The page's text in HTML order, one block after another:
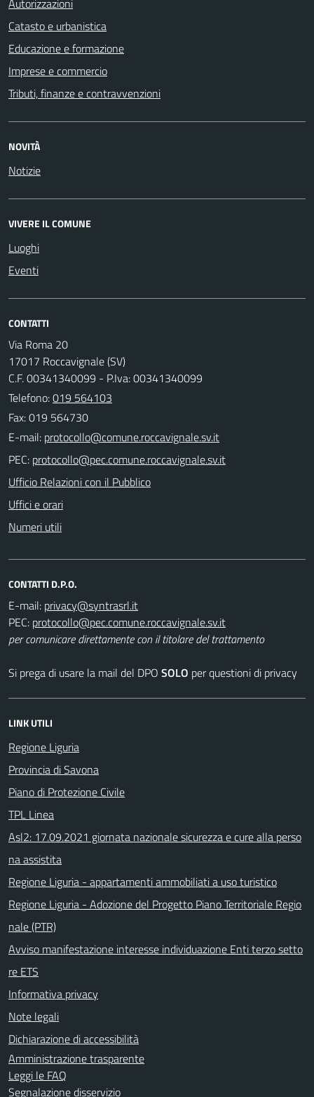
Catasto e urbanistica
Educazione e formazione
Imprese e commercio
Tributi, finanze e contravvenzioni
NOVITÀ
Notizie
VIVERE IL COMUNE
Luoghi
Eventi
CONTATTI
Via Roma 20
17017 Roccavignale (SV)
C.F. 00341340099 - P.Iva: 00341340099
Telefono:019 564103
Fax: 019 564730
E-mail:
PEC:
Ufficio Relazioni con il Pubblico
Uffici e orari
Numeri utili
CONTATTI D.P.O.
E-mail:
PEC:
per comunicare direttamente con il titolare del trattamento
Si prega di usare la mail del DPO SOLO per questioni di privacy
LINK UTILI
Regione Liguria
Provincia di Savona
Piano di Protezione Civile
TPL Linea
Asl2: 17.09.2021 giornata nazionale sicurezza e cure alla perso
na assistita
Regione Liguria - appartamenti ammobiliati a uso turistico
Regione Liguria - Adozione del Progetto Piano Territoriale Regio
nale (PTR)
Avviso manifestazione interesse individuazione Enti terzo setto
re ETS
Informativa privacy
Note legali
Dichiarazione di accessibilità
Amministrazione trasparente
Leggi le FAQ
Segnalazione disservizio